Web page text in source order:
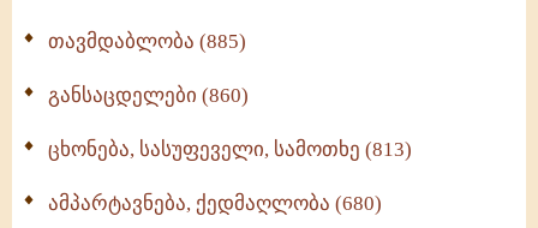
თავმდაბლობა (885)
განსაცდელები (860)
ცხონება, სასუფეველი, სამოთხე (813)
ამპარტავნება, ქედმაღლობა (680)